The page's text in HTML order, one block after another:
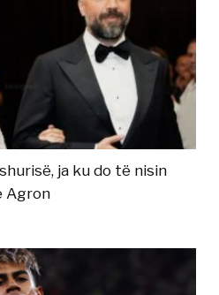
ja ku do të nisin
Agron